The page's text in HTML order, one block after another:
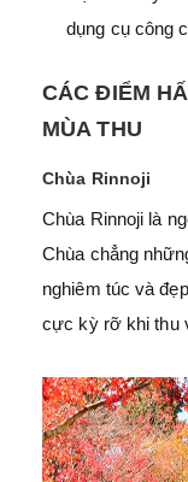
dụng cụ công
CÁC ĐIỂM
MÙA THU
Chùa Rinnoji
Chùa Rinnoji là
Chùa chẳng
nghiêm túc và
cực kỳ rỡ khi thu